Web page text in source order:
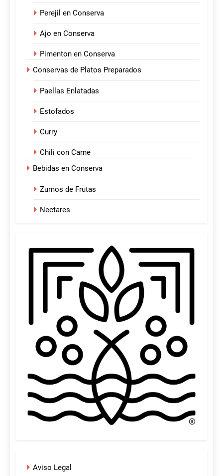
Perejil en Conserva
Ajo en Conserva
Pimenton en Conserva
Conservas de Platos Preparados
Paellas Enlatadas
Estofados
Curry
Chili con Carne
Bebidas en Conserva
Zumos de Frutas
Nectares
Aviso Legal